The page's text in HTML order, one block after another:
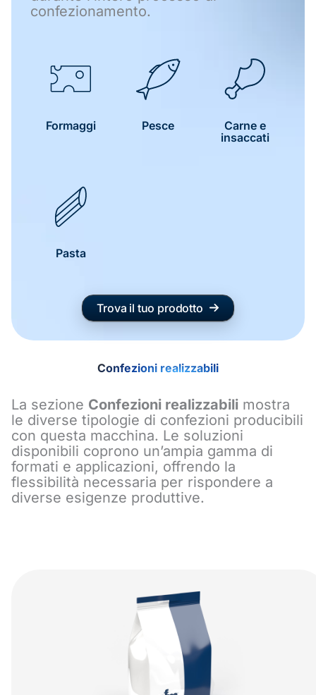
confezionamento.
Formaggi Pesce
Carne e
insaccati
Pasta
Trova il tuo prodotto
Confezioni realizzabili
La sezione Confezioni realizzabili mostra
le diverse tipologie di confezioni producibili
con questa macchina. Le soluzioni
disponibili coprono un’ampia gamma di
formati e applicazioni, offrendo la
flessibilità necessaria per rispondere a
diverse esigenze produttive.